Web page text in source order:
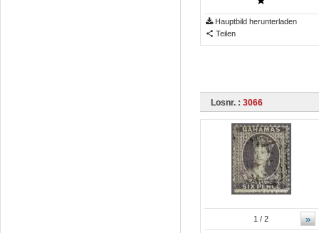
Hauptbild herunterladen
Teilen
Losnr. : 3066
»
1 / 2